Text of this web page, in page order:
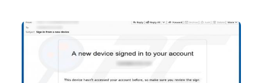
angehängtes PDF z